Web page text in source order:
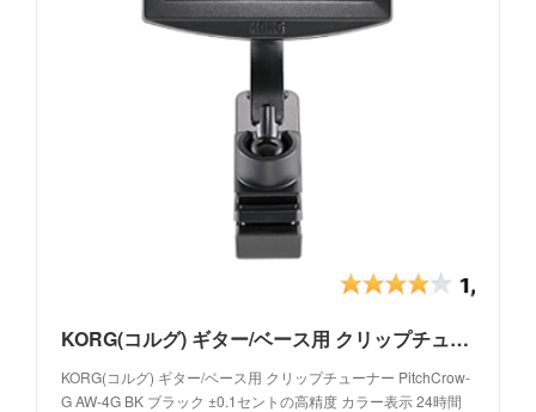
KORG(コルグ) ギター/ベース用 クリップチューナー PitchCrow-G AW-4G BK ブラック ±0.1セントの高精度 カラー表示 24時間連続稼働 コンパクト ブラックAW-4G-BK
KORG(コルグ) ギター/ベース用 クリップチューナー PitchCrow-
G AW-4G BK ブラック ±0.1セントの高精度 カラー表示 24時間